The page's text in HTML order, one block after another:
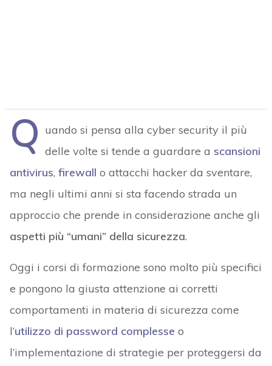
Q uando si pensa alla cyber security il più
delle volte si tende a guardare a scansioni
antivirus, firewall o attacchi hacker da sventare,
ma negli ultimi anni si sta facendo strada un
approccio che prende in considerazione anche gli
aspetti più “umani” della sicurezza.
Oggi i corsi di formazione sono molto più specifici
e pongono la giusta attenzione ai corretti
comportamenti in materia di sicurezza come
l’utilizzo di password complesse o
l’implementazione di strategie per proteggersi da